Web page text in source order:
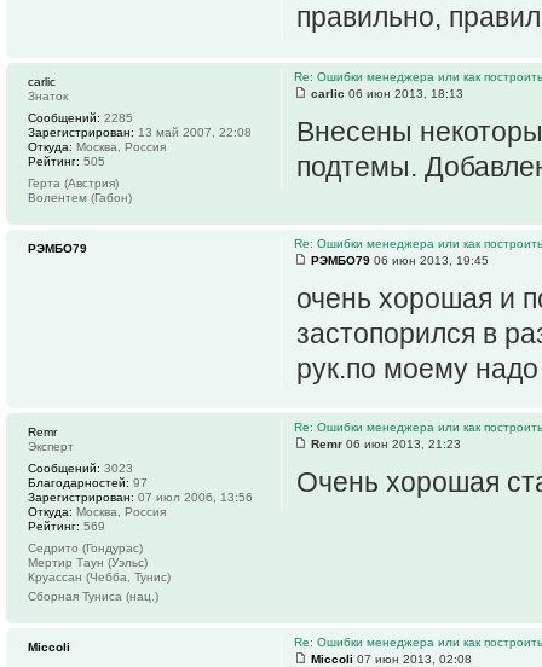
правильно,
Re: Ошибки менеджера или как построить
carlic 06 июн 2013, 18:13
Внесены
подтемы.
carlic
Знаток
Сообщений: 2285
Зарегистрирован: 13 май 2007, 22:08
Откуда: Москва, Россия
Рейтинг: 505
Герта (Австрия)
Волентем (Габон)
Re: Ошибки менеджера или как построить
РЭМБО79 06 июн 2013, 19:45
очень хорошая и
застопорился в
рук.по моему
РЭМБО79
Re: Ошибки менеджера или как построить
Remr 06 июн 2013, 21:23
Очень хорошая
Remr
Эксперт
Сообщений: 3023
Благодарностей: 97
Зарегистрирован: 07 июл 2006, 13:56
Откуда: Москва, Россия
Рейтинг: 569
Седрито (Гондурас)
Мертир Таун (Уэльс)
Круассан (Чебба, Тунис)
Сборная Туниса (нац.)
Re: Ошибки менеджера или как построить
Miccoli 07 июн 2013, 02:08
Miccoli